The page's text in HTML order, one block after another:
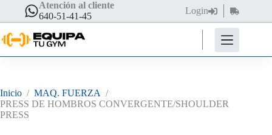
contenido
Atención al cliente
640-51-41-45
Login
Carro
de
compra
Inicio / MAQ. FUERZA /
PRESS DE HOMBROS CONVERGENTE/SHOULDER
PRESS